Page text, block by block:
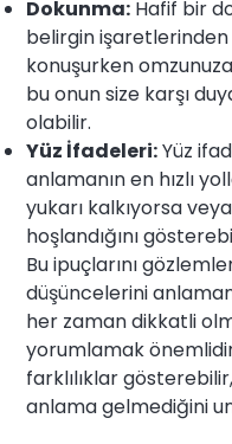
Dokunma: Hafif bir
belirgin işaretlerinden
konuşurken
bu onun size karşı
olabilir.
Yüz İfadeleri:Yüz
anlamanın en hızlı
yukarı kalkıyorsa
hoşlandığını
Bu ipuçlarını
düşüncelerini
her zaman dikkatli
yorumlamak
farklılıklar
anlama gelmediğini